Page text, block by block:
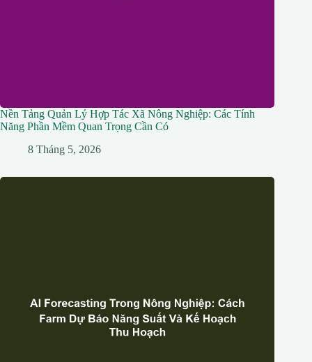
Nền Tảng Quản Lý Hợp Tác Xã Nông Nghiệp: Các Tính
Năng Phần Mềm Quan Trọng Cần Có
8 Tháng 5, 2026